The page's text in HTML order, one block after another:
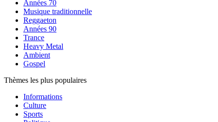
Années 70
Musique traditionnelle
Reggaeton
Années 90
Trance
Heavy Metal
Ambient
Gospel
Thèmes les plus populaires
Informations
Culture
Sports